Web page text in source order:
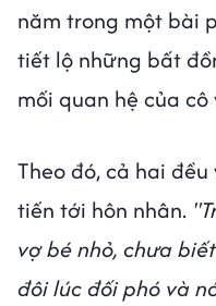
năm trong một bài
tiết lộ những bất
mối quan hệ của cô
Theo đó, cả hai
tiến tới hôn nhân.
vợ bé nhỏ, chưa
đôi lúc đối phó và